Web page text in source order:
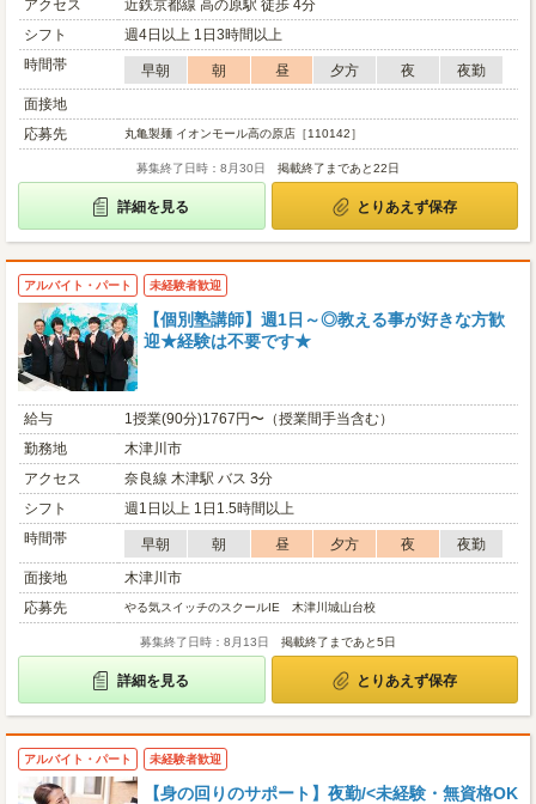
アクセス
近鉄京都線 高の原駅 徒歩 4分
シフト
週4日以上 1日3時間以上
時間帯
早朝 朝 昼 夕方 夜
夜勤
面接地
応募先
丸亀製麺 イオンモール高の原店［110142］
募集終了日時：8月30日 掲載終了まであと22日
詳細を見る とりあえず保存
アルバイト・パート 未経験者歓迎
【個別塾講師】週1日～◎教える事が好きな方歓
迎★経験は不要です★
給与
1授業(90分)1767円〜（授業間手当含む）
勤務地
木津川市
アクセス
奈良線 木津駅 バス 3分
シフト
週1日以上 1日1.5時間以上
時間帯
早朝 朝 昼 夕方 夜
夜勤
面接地
木津川市
応募先
やる気スイッチのスクールIE 木津川城山台校
募集終了日時：8月13日 掲載終了まであと5日
詳細を見る とりあえず保存
アルバイト・パート 未経験者歓迎
【身の回りのサポート】夜勤/<未経験・無資格OK